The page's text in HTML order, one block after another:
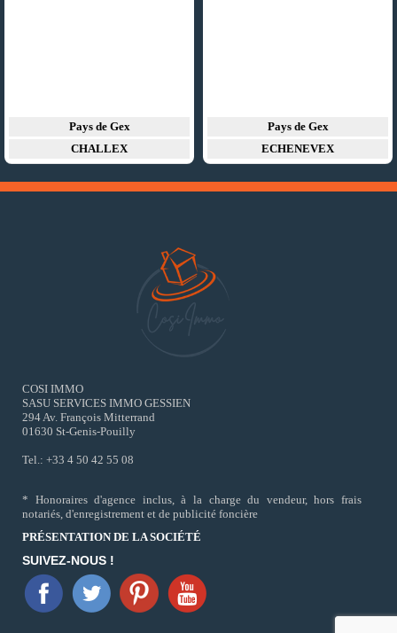
Pays de Gex
CHALLEX
Pays de Gex
ECHENEVEX
COSI IMMO
SASU SERVICES IMMO GESSIEN
294 Av. François Mitterrand
01630 St-Genis-Pouilly
Tel.: +33 4 50 42 55 08
* Honoraires d'agence inclus, à la charge du vendeur, hors frais
notariés, d'enregistrement et de publicité foncière
PRÉSENTATION DE LA SOCIÉTÉ
SUIVEZ-NOUS !